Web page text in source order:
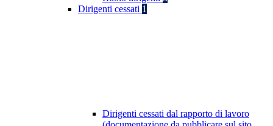
Dirigenti cessati 1
Dirigenti cessati dal rapporto di lavoro